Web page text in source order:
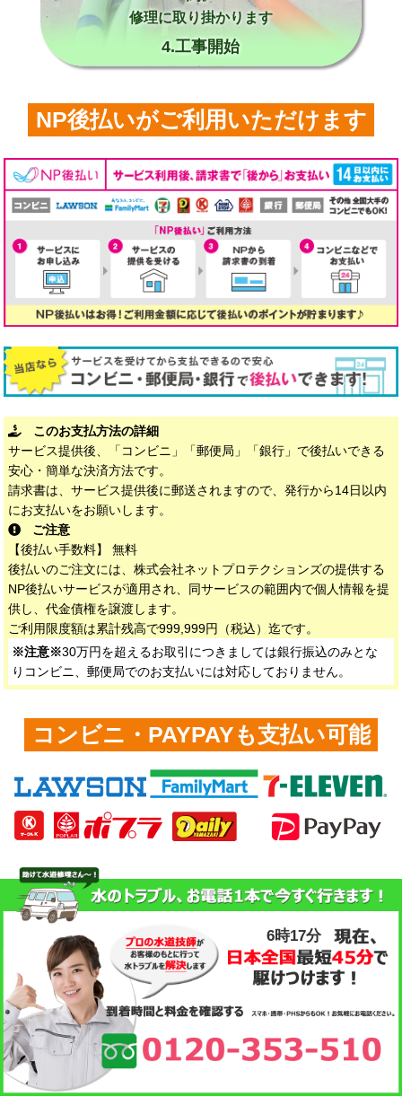
修理に取り掛かります
4.工事開始
NP後払いがご利用いただけます
このお支払方法の詳細
サービス提供後、「コンビニ」「郵便局」「銀行」で後払いできる
安心・簡単な決済方法です。
請求書は、サービス提供後に郵送されますので、発行から14日以内
にお支払いをお願いします。
ご注意
【後払い手数料】 無料
後払いのご注文には、株式会社ネットプロテクションズの提供する
NP後払いサービスが適用され、同サービスの範囲内で個人情報を提
供し、代金債権を譲渡します。
ご利用限度額は累計残高で999,999円（税込）迄です。
※注意※30万円を超えるお取引につきましては銀行振込のみとな
りコンビニ、郵便局でのお支払いには対応しておりません。
コンビニ・PAYPAYも支払い可能
6時17分